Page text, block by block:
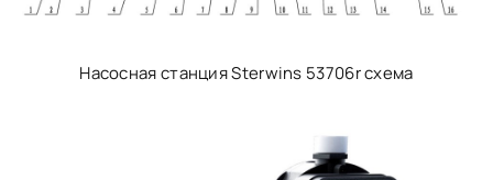
Насосная станция Sterwins 53706r схема